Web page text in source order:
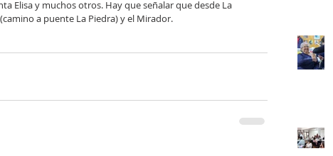
Elisa y muchos otros. Hay que señalar que desde La
a puente La Piedra) y el Mirador.